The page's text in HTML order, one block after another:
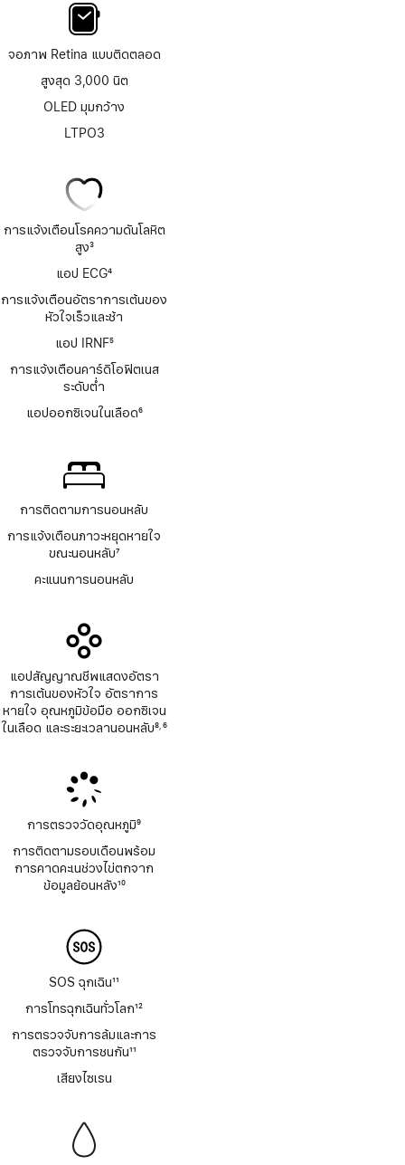
จอภาพ Retina แบบติดตลอด
สูงสุด 3,000 นิต
OLED มุมกว้าง
LTPO3
การแจ้งเตือนโรคความดันโลหิต
สูง3
แอป ECG
เชิงอรรถ
4
การแจ้งเตือนอัตราการเต้นของ
หัวใจเร็วและช้า
แอป IRNF
เชิงอรรถ
5
การแจ้งเตือนคาร์ดิโอฟิตเนส
ระดับต่ำ
แอปออกซิเจนในเลือด6
การติดตามการนอนหลับ
การแจ้งเตือนภาวะหยุดหายใจ
ขณะนอนหลับ7
คะแนนการนอนหลับ
แอปสัญญาณชีพแสดงอัตรา
การเต้นของหัวใจ อัตราการ
หายใจ อุณหภูมิข้อมือ ออกซิเจน
ในเลือด และระยะเวลานอนหลับ8,6
การตรวจวัดอุณหภูมิ
เชิงอรรถ
9
การติดตามรอบเดือนพร้อม
การคาดคะเนช่วงไข่ตกจาก
ข้อมูลย้อนหลัง10
SOS ฉุกเฉิน
เชิงอรรถ
11
การโทรฉุกเฉินทั่วโลก
เชิงอรรถ
12
การตรวจจับการล้มและการ
ตรวจจับการชนกัน11
เสียงไซเรน